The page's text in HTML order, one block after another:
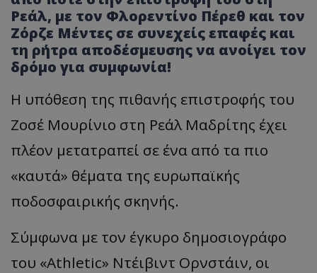
Ρεάλ, με τον Φλορεντίνο Πέρεθ και τον
Ζόρζε Μέντες σε συνεχείς επαφές και
τη ρήτρα αποδέσμευσης να ανοίγει τον
δρόμο για συμφωνία!
Η υπόθεση της πιθανής επιστροφής του
Ζοσέ Μουρίνιο στη Ρεάλ Μαδρίτης έχει
πλέον μετατραπεί σε ένα από τα πιο
«καυτά» θέματα της ευρωπαϊκής
ποδοσφαιρικής σκηνής.
Σύμφωνα με τον έγκυρο δημοσιογράφο
του «Athletic» Ντέιβιντ Ορνστάιν, οι